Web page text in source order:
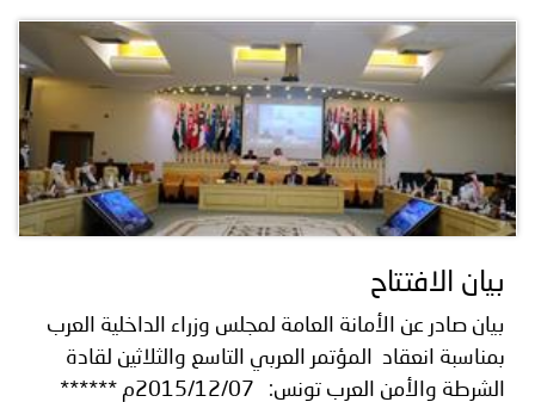
المجلس
مؤتمرات
و
اجتماعات
جهود
إنجازات
توعوية
الخدمات
الإلكترونية
صور
وفيديو
مجلة
أصداء
إعلانات
بيان الافتتاح
بيان صادر عن الأمانة العامة لمجلس وزراء الداخلية العرب
بمناسبة انعقاد المؤتمر العربي التاسع والثلاثين لقادة
الشرطة والأمن العرب تونس: 2015/12/07م ******